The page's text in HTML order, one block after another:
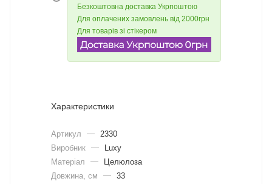
Безкоштовна доставка Укрпоштою
Для оплачених замовлень від 2000грн
Для товарів зі стікером
Характеристики
Артикул —
2330
Виробник —
Luxy
Матеріал
—
Целюлоза
Довжина, cм
— 33